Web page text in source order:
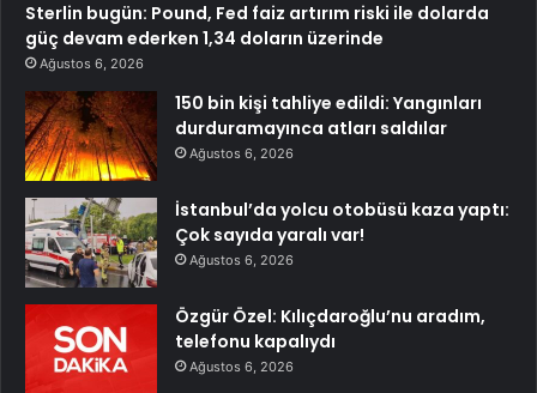
Sterlin bugün: Pound, Fed faiz artırım riski ile dolarda
güç devam ederken 1,34 doların üzerinde
Ağustos 6, 2026
150 bin kişi tahliye edildi: Yangınları
durduramayınca atları saldılar
Ağustos 6, 2026
İstanbul’da yolcu otobüsü kaza yaptı:
Çok sayıda yaralı var!
Ağustos 6, 2026
Özgür Özel: Kılıçdaroğlu’nu aradım,
telefonu kapalıydı
Ağustos 6, 2026